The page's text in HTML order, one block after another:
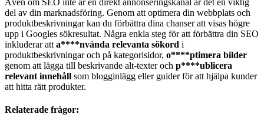
Även om SEO inte är en direkt annonseringskanal är det en viktig
del av din marknadsföring. Genom att optimera din webbplats och
produktbeskrivningar kan du förbättra dina chanser att visas högre
upp i Googles sökresultat. Några enkla steg för att förbättra din SEO
inkluderar att a****nvända relevanta sökord i
produktbeskrivningar och på kategorisidor, o****ptimera bilder
genom att lägga till beskrivande alt-texter och p****ublicera
relevant innehåll som blogginlägg eller guider för att hjälpa kunder
att hitta rätt produkter.
Relaterade frågor: